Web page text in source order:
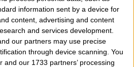
information sent by a device for
content, advertising and content
and services development.
our partners may use precise
through device scanning. You
and our 1733 partners’ processing
grupo favorito.
mujeres acuario:mujeres acuario
pero deportivo y luego pensar en
de ellos un regalo y ropa. No le